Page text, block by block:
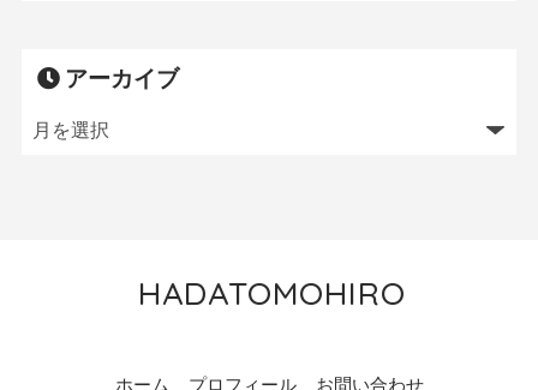
アーカイブ
HADATOMOHIRO
ホーム プロフィール お問い合わせ